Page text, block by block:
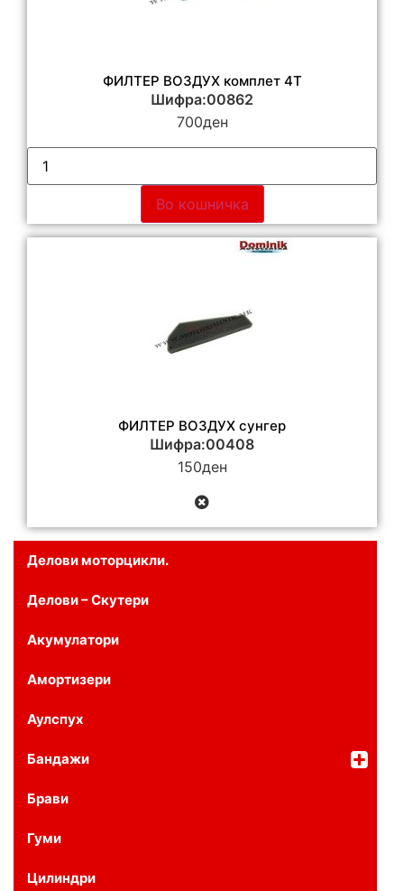
Делови моторцикли.
Делови – Скутери
Акумулатори
Амортизери
Аулспух
Бандажи
Брави
Гуми
Цилиндри
ФИЛТЕР ВОЗДУХ комплет 4Т
Шифра:00862
700ден
Во кошничка
ФИЛТЕР ВОЗДУХ сунгер
Шифра:00408
150ден